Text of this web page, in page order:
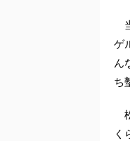
ゲ
ん
ち
く